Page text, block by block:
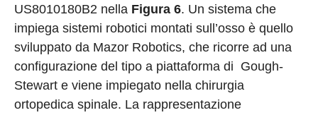
US8010180B2 nella Figura 6. Un sistema che
impiega sistemi robotici montati sull’osso è quello
sviluppato da Mazor Robotics, che ricorre ad una
configurazione del tipo a piattaforma di Gough-
Stewart e viene impiegato nella chirurgia
ortopedica spinale. La rappresentazione